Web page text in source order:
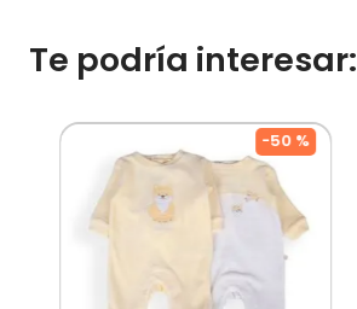
Te podría interesar:
-50 %